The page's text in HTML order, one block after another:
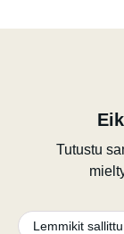
Tutustu
Lemmikit sallittu